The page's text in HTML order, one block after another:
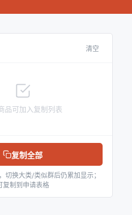
清空
品可加入复制列表
复制全部
切换大类/类似群后仍累加显示；
复制到申请表格